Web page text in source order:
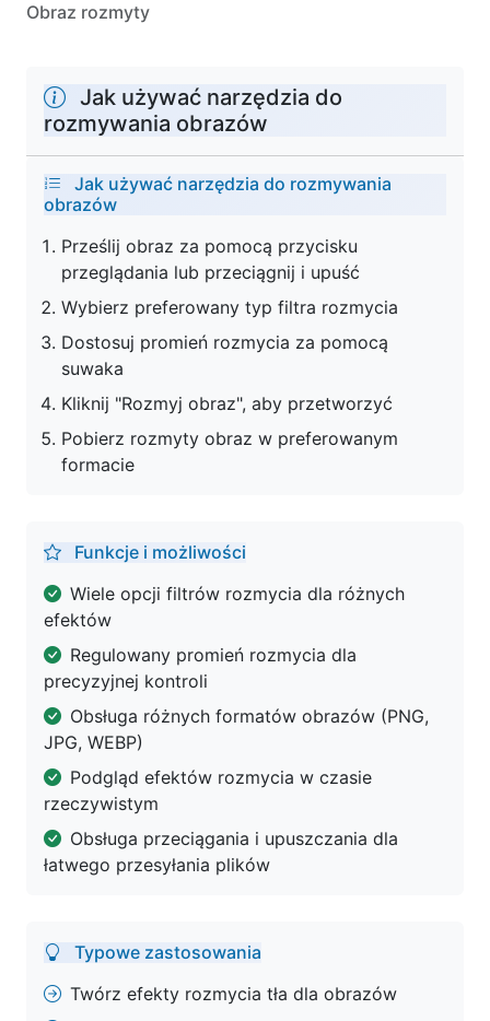
Obraz rozmyty
Jak używać narzędzia do
rozmywania obrazów
Jak używać narzędzia do rozmywania
obrazów
Prześlij obraz za pomocą przycisku
przeglądania lub przeciągnij i upuść
Wybierz preferowany typ filtra rozmycia
Dostosuj promień rozmycia za pomocą
suwaka
Kliknij "Rozmyj obraz", aby przetworzyć
Pobierz rozmyty obraz w preferowanym
formacie
Funkcje i możliwości
Wiele opcji filtrów rozmycia dla różnych
efektów
Regulowany promień rozmycia dla
precyzyjnej kontroli
Obsługa różnych formatów obrazów (PNG,
JPG, WEBP)
Podgląd efektów rozmycia w czasie
rzeczywistym
Obsługa przeciągania i upuszczania dla
łatwego przesyłania plików
Typowe zastosowania
Twórz efekty rozmycia tła dla obrazów